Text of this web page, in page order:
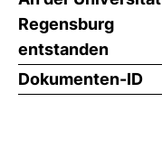
Regensburg
entstanden
Dokumenten-ID